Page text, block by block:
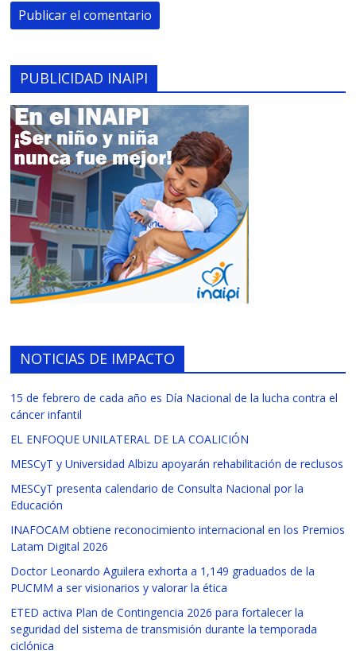
PUBLICIDAD INAIPI
NOTICIAS DE IMPACTO
15 de febrero de cada año es Día Nacional de la lucha contra el
cáncer infantil
EL ENFOQUE UNILATERAL DE LA COALICIÓN
MESCyT y Universidad Albizu apoyarán rehabilitación de reclusos
MESCyT presenta calendario de Consulta Nacional por la
Educación
INAFOCAM obtiene reconocimiento internacional en los Premios
Latam Digital 2026
Doctor Leonardo Aguilera exhorta a 1,149 graduados de la
PUCMM a ser visionarios y valorar la ética
ETED activa Plan de Contingencia 2026 para fortalecer la
seguridad del sistema de transmisión durante la temporada
ciclónica